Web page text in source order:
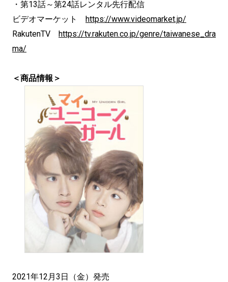
・第13話～第24話レンタル先行配信
ビデオマーケット https://www.videomarket.jp/
RakutenTV https://tv.rakuten.co.jp/genre/taiwanese_dra
ma/
＜商品情報＞
2021年12月3日（金）発売